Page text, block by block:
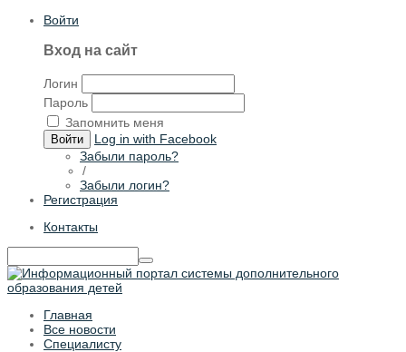
Войти
Вход на сайт
Логин
Пароль
Запомнить меня
Войти
Log in with Facebook
Забыли пароль?
/
Забыли логин?
Регистрация
Контакты
Главная
Все новости
Специалисту